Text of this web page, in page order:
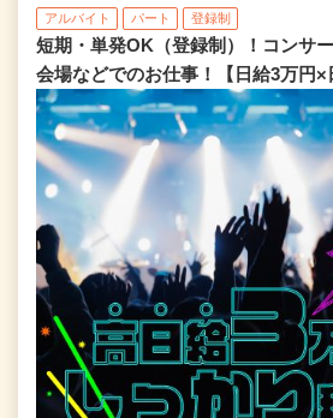
アルバイト パート 登録制
短期・単発OK（登録制）！コンサ
会場などでのお仕事！【日給3万円×